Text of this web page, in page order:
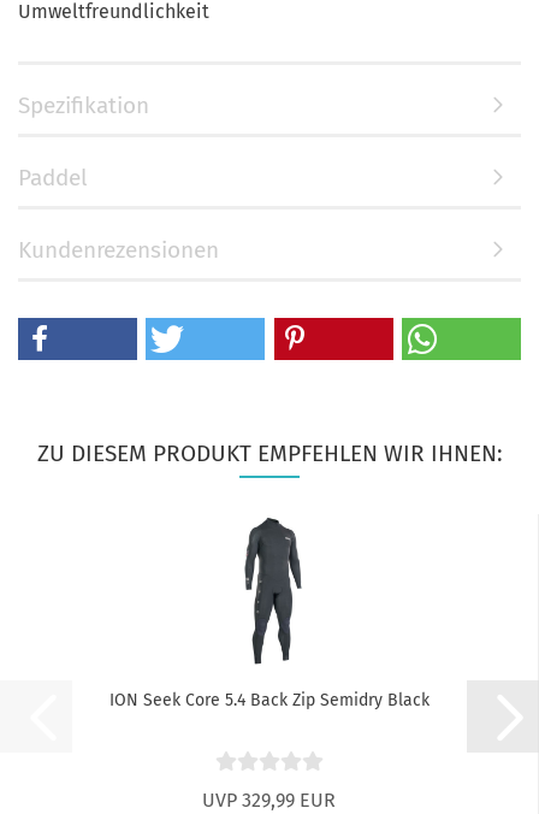
Umweltfreundlichkeit
Spezifikation
Paddel
Kundenrezensionen
ZU DIESEM PRODUKT EMPFEHLEN WIR IHNEN:
ION Seek Core 5.4 Back Zip Semidry Black
UVP 329,99 EUR